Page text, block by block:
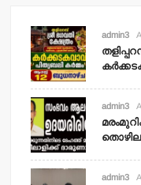
admin3
admin3
admin3